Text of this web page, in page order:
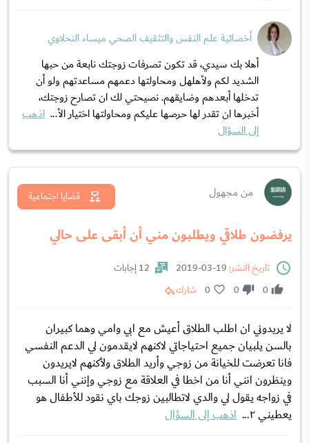
أخصائية علم النفس والتثقيف الصحي ميساء النحلاوي
أهلا بك سيدي، قد تكون تصرفات زوجتك نابعة من حبها
الشديد لكم ولأهلهل ومحاولتها دعمهم مساعدتهم ولو أن
تدخلها أبعدهم وضايقهم. نصيحتي لك ان تصارح زوجتك،
أخبرها ان تقدر لها حرصها عليكم ومحاولتها اختيار الأ... اذهب
إلى السؤال
من مجهول
يرفضون طلاقي ويطلبون مني أن أبقى على حالي
قضايا اجتماعية
تاريخ النشر:
12 إجابات
0
0
0 شارك
لا يريدوني ان اطلب الطلاق أعيش مع ابي وامي وهما كبيران
بالسن يلبيان جميع احتياجاتي لاكنهم لايقدمون لي الدعم النفسي
فانا تعرضت للخيانة من زوجي وأريد الطلاق ولأكنهم لايريدون
وينظرون انني أنا من اخطا في العلاقة مع زوجي وإنني أنا السبب
في زواجه يقول لي والدي لاتطالبين زوجك باي نقود للأطفال هو
يعطيني ٢...
اذهب إلى السؤال